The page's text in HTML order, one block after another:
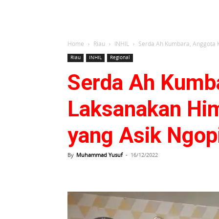
Home Riau INHIL Serda Ah Kumbara, Anggota
Riau INHIL Regional
Serda Ah
Laksanakan
yang Asik
By Muhammad Yusuf - 16/12/2022